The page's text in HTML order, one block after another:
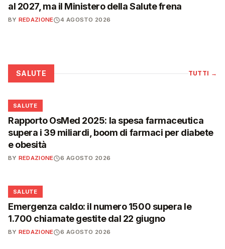
al 2027, ma il Ministero della Salute frena
BY REDAZIONE 4 AGOSTO 2026
SALUTE TUTTI →
❤️
SALUTE
Rapporto OsMed 2025: la spesa farmaceutica
supera i 39 miliardi, boom di farmaci per diabete
e obesità
BY REDAZIONE 6 AGOSTO 2026
❤️
SALUTE
Emergenza caldo: il numero 1500 supera le
1.700 chiamate gestite dal 22 giugno
BY REDAZIONE 6 AGOSTO 2026